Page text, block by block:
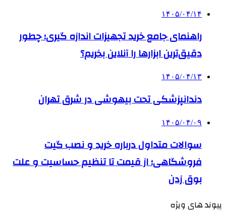
۱۴۰۵/۰۴/۱۴
راهنمای جامع خرید تجهیزات اندازه گیری؛ چطور
دقیق‌ترین ابزارها را آنلاین بخریم؟
۱۴۰۵/۰۴/۱۳
دندانپزشکی تحت بیهوشی در شرق تهران
۱۴۰۵/۰۴/۰۹
سوالات متداول درباره خرید و نصب گیت
فروشگاهی؛ از قیمت تا تنظیم حساسیت و علت
بوق زدن
پیوند های ویژه